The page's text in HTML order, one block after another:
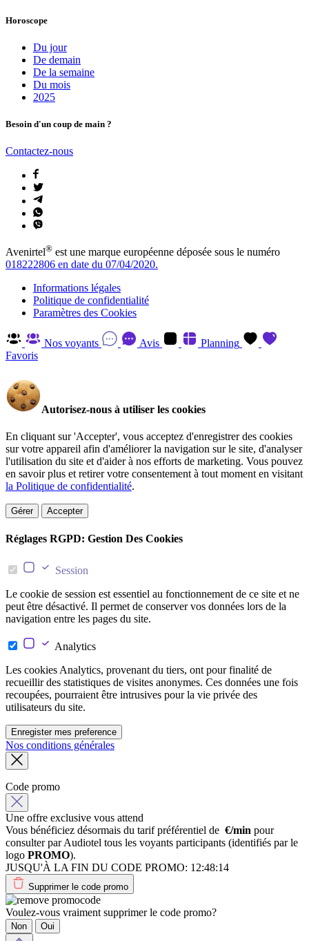
Horoscope
Du jour
De demain
De la semaine
Du mois
2025
Besoin d'un coup de main ?
Contactez-nous
Avenirtel® est une marque européenne déposée sous le numéro
018222806 en date du 07/04/2020.
Informations légales
Politique de confidentialité
Paramètres des Cookies
Nos voyants Avis
Planning
Favoris
Autorisez-nous à utiliser les cookies
En cliquant sur 'Accepter', vous acceptez d'enregistrer des cookies
sur votre appareil afin d'améliorer la navigation sur le site, d'analyser
l'utilisation du site et d'aider à nos efforts de marketing. Vous pouvez
en savoir plus et retirer votre consentement à tout moment en visitant
la Politique de confidentialité.
Gérer Accepter
Réglages RGPD: Gestion Des Cookies
Session
Le cookie de session est essentiel au fonctionnement de ce site et ne
peut être désactivé. Il permet de conserver vos données lors de la
navigation entre les pages du site.
Analytics
Les cookies Analytics, provenant du tiers, ont pour finalité de
recueillir des statistiques de visites anonymes. Ces données une fois
recoupées, pourraient être intrusives pour la vie privée des
utilisateurs du site.
Enregister mes preference
Nos conditions générales
Code promo
Une offre exclusive vous attend
Vous bénéficiez désormais du tarif préférentiel de €/min pour
consulter par Audiotel tous les voyants participants (identifiés par le
logo PROMO).
JUSQU'À LA FIN DU CODE PROMO: 12:48:14
Supprimer le code promo
Voulez-vous vraiment supprimer le code promo?
Non Oui